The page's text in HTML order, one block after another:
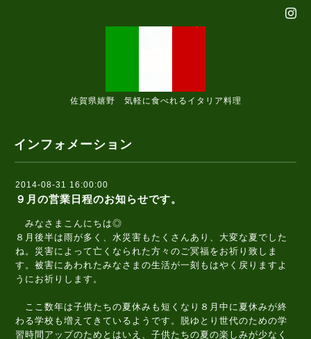
佐賀県嬉野 気軽に食べれるイタリア料理
インフォメーション
2014-08-31 16:00:00
９月の営業日程のお知らせです。
みなさまこんにちは◎
８月後半は雨が多く、水災害もたくさんあり、大変な夏でした
ね。災害によって亡くなられた方々のご冥福をお祈り致しま
す。被害にあわれたみなさまの生活が一刻もはやく戻りますよ
うにお祈りします。
ここ数年は子供たちの夏休みも短くなり８月中に夏休みが終
わる学校も増えてきているようです。脱ゆとり世代のための学
習時間アップのためとはいえ、子供たちの夏の楽しみが少なく